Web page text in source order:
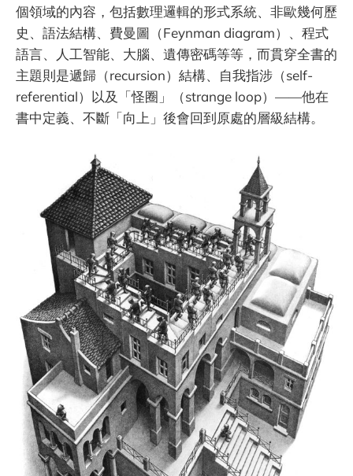
個領域的內容，包括數理邏輯的形式系統、非歐幾何歷
史、語法結構、費曼圖（Feynman diagram）、程式
語言、人工智能、大腦、遺傳密碼等等，而貫穿全書的
主題則是遞歸（recursion）結構、自我指涉（self-
referential）以及「怪圈」（strange loop）——他在
書中定義、不斷「向上」後會回到原處的層級結構。